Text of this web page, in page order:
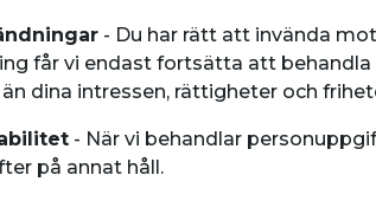
- Du har rätt att invända
får vi endast fortsätta att
dina intressen, rättigheter och
- När vi behandlar
på annat håll.